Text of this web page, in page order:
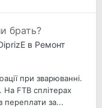
брать?
в Ремонт
при зварюванні.
На FTB сплітерах
переплати за...